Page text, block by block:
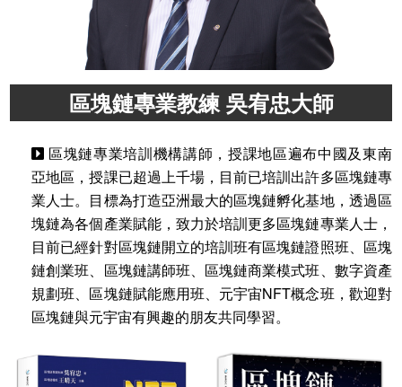
區塊鏈專業教練 吳宥忠大師
區塊鏈專業培訓機構講師，授課地區遍布中國及東南
亞地區，授課已超過上千場，目前已培訓出許多區塊鏈專
業人士。目標為打造亞洲最大的區塊鏈孵化基地，透過區
塊鏈為各個產業賦能，致力於培訓更多區塊鏈專業人士，
目前已經針對區塊鏈開立的培訓班有區塊鏈證照班、區塊
鏈創業班、區塊鏈講師班、區塊鏈商業模式班、數字資產
規劃班、區塊鏈賦能應用班、元宇宙NFT概念班，歡迎對
區塊鏈與元宇宙有興趣的朋友共同學習。